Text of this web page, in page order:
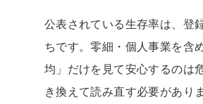
公表されている生存率は、登
ちです。零細・個人事業を含
均」だけを見て安心するのは
き換えて読み直す必要があり